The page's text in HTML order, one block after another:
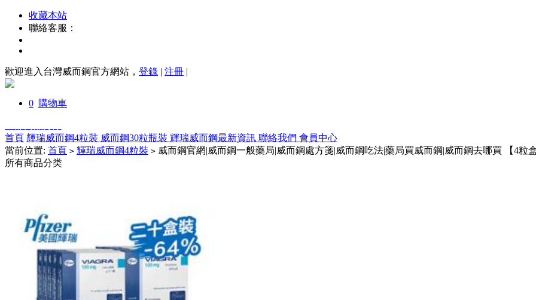
收藏本站
聯絡客服：
歡迎進入台灣威而鋼官方網站， 登錄 | 注冊 |
0 購物車
首頁 輝瑞威而鋼4粒裝 威而鋼30粒瓶裝 輝瑞威而鋼最新資訊 聯絡我們 會員中心
當前位置: 首頁 > 輝瑞威而鋼4粒裝 > 威而鋼官網|威而鋼一般藥局|威而鋼處方箋|威而鋼吃法|藥局買威而鋼|威而鋼去哪買 【4粒
所有商品分类